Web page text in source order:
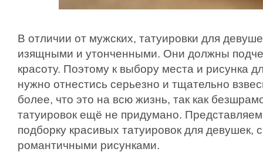
В отличии от мужских, татуировки для
изящными и утонченными. Они должны
красоту. Поэтому к выбору места и рисунка
нужно отнестись серьезно и тщательно
более, что это на всю жизнь, так как
татуировок ещё не придумано.
подборку красивых татуировок для девушек,
романтичными рисунками.